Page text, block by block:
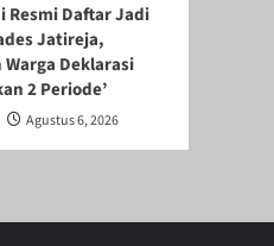
Resmi Daftar Jadi
Jatireja,
Warga Deklarasi
2 Periode’
Agustus 6, 2026